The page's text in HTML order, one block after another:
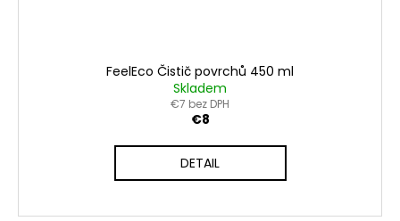
FeelEco Čistič povrchů 450 ml
Skladem
€7 bez DPH
€8
DETAIL